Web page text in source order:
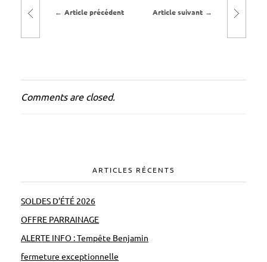
Article précédent Article suivant
Comments are closed.
ARTICLES RÉCENTS
SOLDES D’ÉTÉ 2026
OFFRE PARRAINAGE
ALERTE INFO : Tempête Benjamin
fermeture exceptionnelle